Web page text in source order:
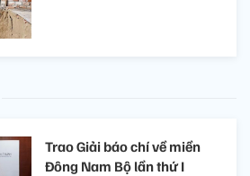
Trao Giải báo chí về miền
Đông Nam Bộ lần thứ I